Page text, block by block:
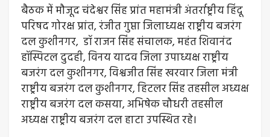
बैठक में मौजूद चंदेश्वर सिंह प्रांत महामंत्री अंतर्राष्ट्रीय हिंदू
परिषद गोरक्ष प्रांत, रंजीत गुप्ता जिलाध्यक्ष राष्ट्रीय बजरंग
दल कुशीनगर, डॉ राजन सिंह संचालक, महंत शिवानंद
हॉस्पिटल दुदही, विनय यादव जिला उपाध्यक्ष राष्ट्रीय
बजरंग दल कुशीनगर, विश्वजीत सिंह खरवार जिला मंत्री
राष्ट्रीय बजरंग दल कुशीनगर, हिटलर सिंह तहसील अध्यक्ष
राष्ट्रीय बजरंग दल कसया, अभिषेक चौधरी तहसील
अध्यक्ष राष्ट्रीय बजरंग दल हाटा उपस्थित रहे।